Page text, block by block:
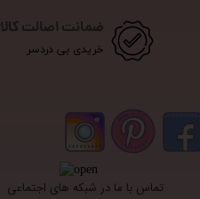
ضمانت اصالت کالا
خریدی بی دردسر
تماس با ما در شبکه های اجتماعی